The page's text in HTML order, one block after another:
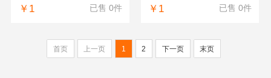
￥1
已售 0件
￥1
已售 0件
首页 上一页 1 2 下一页 末页